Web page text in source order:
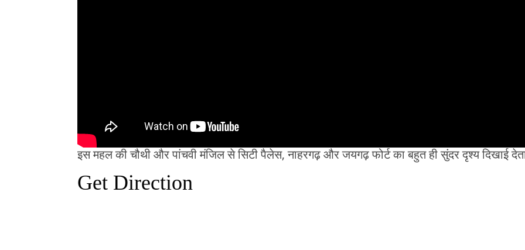
इस महल की चौथी और पांचवी मंजिल से सिटी पैलेस, नाहरगढ़ और जयगढ़ फोर्ट का बहुत ही सुंदर दृश्य दिखाई
Get Direction